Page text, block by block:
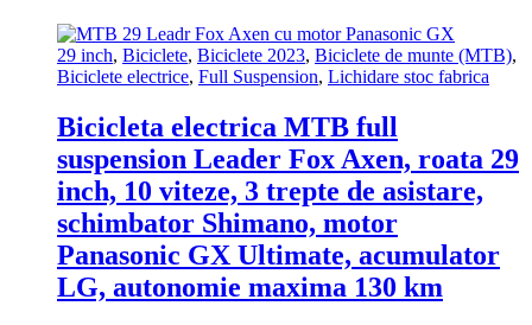
29 inch, Biciclete, Biciclete 2023, Biciclete de munte (MTB),
Biciclete electrice, Full Suspension, Lichidare stoc fabrica
Bicicleta electrica MTB full
suspension Leader Fox Axen, roata 29
inch, 10 viteze, 3 trepte de asistare,
schimbator Shimano, motor
Panasonic GX Ultimate, acumulator
LG, autonomie maxima 130 km